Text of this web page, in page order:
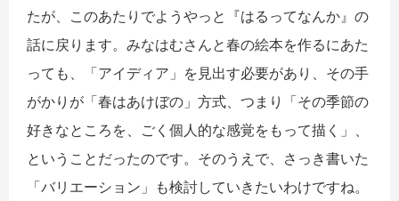
たが、このあたりでようやっと『はるってなんか』の
話に戻ります。みなはむさんと春の絵本を作るにあた
っても、「アイディア」を見出す必要があり、その手
がかりが「春はあけぼの」方式、つまり「その季節の
好きなところを、ごく個人的な感覚をもって描く」、
ということだったのです。そのうえで、さっき書いた
「バリエーション」も検討していきたいわけですね。